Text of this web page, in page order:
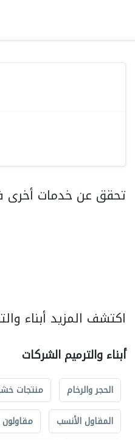
تحقق عن خدمات أخرى
اكتشف المزيد أبناء
أبناء والترميم الشركات
الحجر والرخام منتجات
المقاول الأنسب